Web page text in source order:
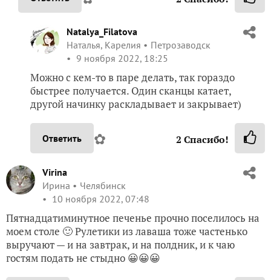
Natalya_Filatova
Наталья, Карелия
Петрозаводск
9 ноября 2022, 18:25
Можно с кем-то в паре делать, так гораздо
быстрее получается. Один сканцы катает,
другой начинку раскладывает и закрывает)
Ответить ✿ 2 Спасибо!
Virina
Ирина
Челябинск
10 ноября 2022, 07:48
Пятнадцатиминутное печенье прочно поселилось на
моем столе 🙂 Рулетики из лаваша тоже частенько
выручают — и на завтрак, и на полдник, и к чаю
гостям подать не стыдно 😀😀😀